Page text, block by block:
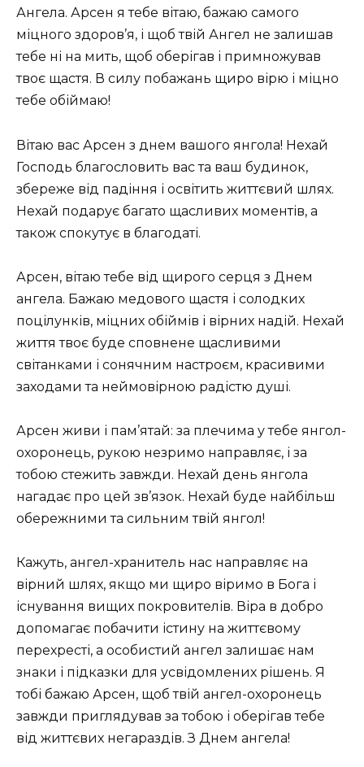
Ангела. Арсен я тебе вітаю, бажаю самого
міцного здоров’я, і ​​щоб твій Ангел не залишав
тебе ні на мить, щоб оберігав і примножував
твоє щастя. В силу побажань щиро вірю і міцно
тебе обіймаю!
Вітаю вас Арсен з днем ​​вашого янгола! Нехай
Господь благословить вас та ваш будинок,
збереже від падіння і освітить життєвий шлях.
Нехай подарує багато щасливих моментів, а
також спокутує в благодаті.
Арсен, вітаю тебе від щирого серця з Днем
ангела. Бажаю медового щастя і солодких
поцілунків, міцних обіймів і вірних надій. Нехай
життя твоє буде сповнене щасливими
світанками і сонячним настроєм, красивими
заходами та неймовірною радістю душі.
Арсен живи і пам’ятай: за плечима у тебе янгол-
охоронець, рукою незримо направляє, і за
тобою стежить завжди. Нехай день янгола
нагадає про цей зв’язок. Нехай буде найбільш
обережними та сильним твій янгол!
Кажуть, ангел-хранитель нас направляє на
вірний шлях, якщо ми щиро віримо в Бога і
існування вищих покровителів. Віра в добро
допомагає побачити істину на життєвому
перехресті, а особистий ангел залишає нам
знаки і підказки для усвідомлених рішень. Я
тобі бажаю Арсен, щоб твій ангел-охоронець
завжди приглядував за тобою і оберігав тебе
від життєвих негараздів. З Днем ангела!